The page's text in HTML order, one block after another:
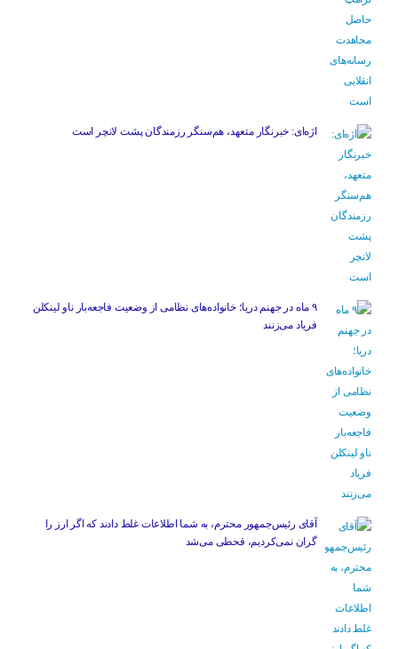
اژه‌ای: خبرنگار متعهد، هم‌سنگر رزمندگان پشت لانچر است
۹ ماه در جهنم دریا؛ خانواده‌های نظامی از وضعیت فاجعه‌بار ناو لینکلن
فریاد می‌زنند
آقای رئیس‌جمهور محترم، به شما اطلاعات غلط دادند که اگر ارز را
گران نمی‌کردیم، قحطی می‌شد